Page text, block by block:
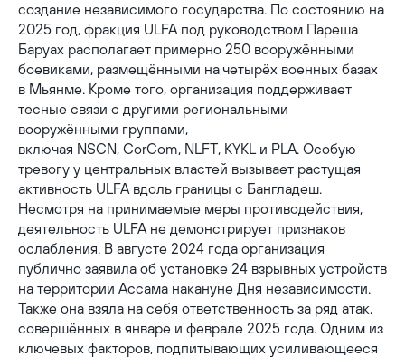
создание независимого государства. По состоянию на
2025 год, фракция ULFA под руководством Пареша
Баруах располагает примерно 250 вооружёнными
боевиками, размещёнными на четырёх военных базах
в Мьянме. Кроме того, организация поддерживает
тесные связи с другими региональными
вооружёнными группами,
включая NSCN, CorCom, NLFT, KYKL и PLA. Особую
тревогу у центральных властей вызывает растущая
активность ULFA вдоль границы с Бангладеш.
Несмотря на принимаемые меры противодействия,
деятельность ULFA не демонстрирует признаков
ослабления. В августе 2024 года организация
публично заявила об установке 24 взрывных устройств
на территории Ассама накануне Дня независимости.
Также она взяла на себя ответственность за ряд атак,
совершённых в январе и феврале 2025 года. Одним из
ключевых факторов, подпитывающих усиливающееся